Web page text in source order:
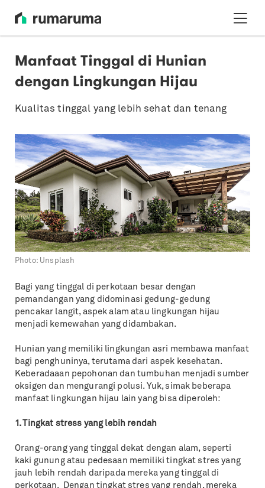
Manfaat Tinggal di Hunian
dengan Lingkungan Hijau
Kualitas tinggal yang lebih sehat dan tenang
Photo: Unsplash
Bagi yang tinggal di perkotaan besar dengan
pemandangan yang didominasi gedung-gedung
pencakar langit, aspek alam atau lingkungan hijau
menjadi kemewahan yang didambakan.
Hunian yang memiliki lingkungan asri membawa manfaat
bagi penghuninya, terutama dari aspek kesehatan.
Keberadaaan pepohonan dan tumbuhan menjadi sumber
oksigen dan mengurangi polusi. Yuk, simak beberapa
manfaat lingkungan hijau lain yang bisa diperoleh:
1. Tingkat stress yang lebih rendah
Orang-orang yang tinggal dekat dengan alam, seperti
kaki gunung atau pedesaan memiliki tingkat stres yang
jauh lebih rendah daripada mereka yang tinggal di
perkotaan. Dengan tingkat stres yang rendah, mereka